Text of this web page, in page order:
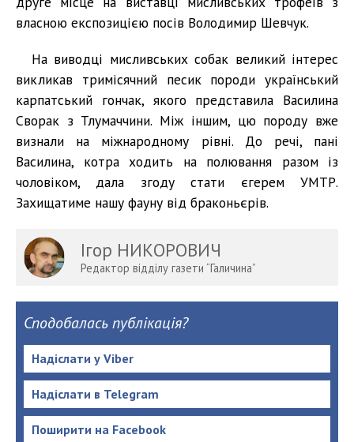
власною експозицією посів Володимир Шевчук.
На виводці мисливських собак великий інтерес
викликав тримісячний песик породи український
карпатський гончак, якого представила Василина
Сворак з Тлумаччини. Між іншим, цю породу вже
визнали на міжнародному рівні. До речі, пані
Василина, котра ходить на полювання разом із
чоловіком, дала згоду стати єгерем УМТР.
Захищатиме нашу фауну від браконьєрів.
Ігор НИКОРОВИЧ
Редактор відділу газети “Галичина”
Сподобалась публікація?
Надіслати у Viber
Надіслати в Telegram
Поширити на Facebook